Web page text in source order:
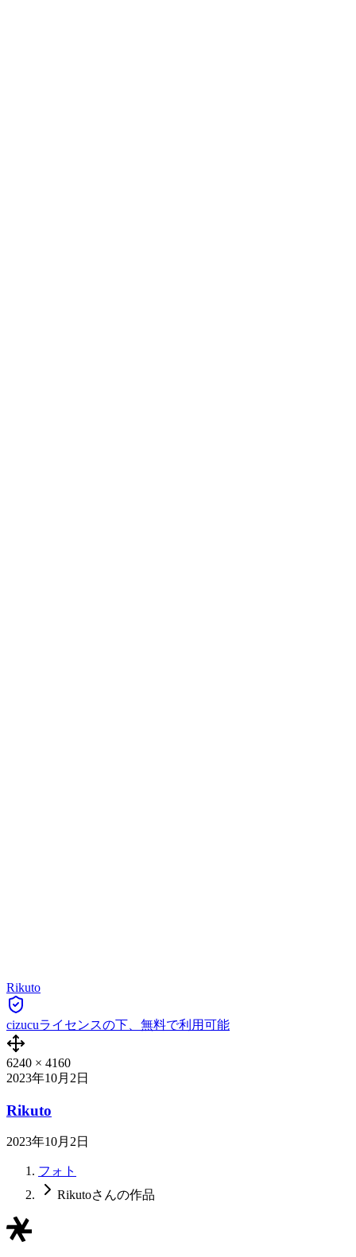
Rikuto
cizucuライセンスの下、無料で利用可能
6240 × 4160
2023年10月2日
Rikuto
2023年10月2日
フォト
Rikutoさんの作品